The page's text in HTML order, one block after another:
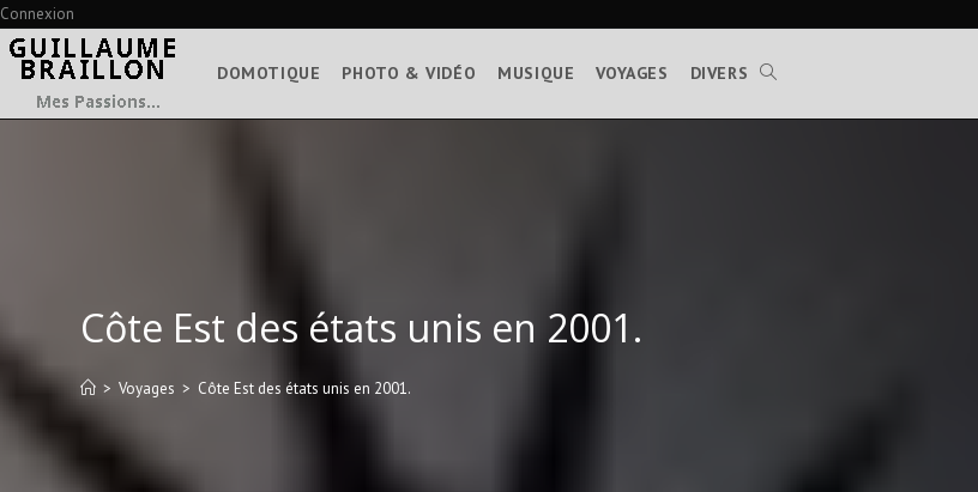
Skip
to
content
Connexion
DOMOTIQUE PHOTO & VIDÉO MUSIQUE VOYAGES DIVERS TOGGLE
Côte Est des états unis en 2001.
> Voyages > Côte Est des états unis en 2001.